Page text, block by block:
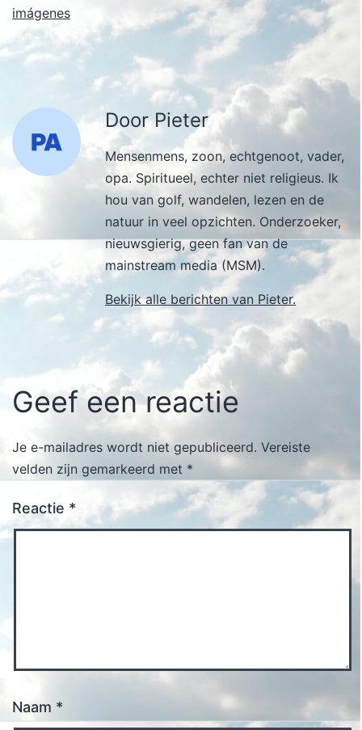
imágenes
Door Pieter
Mensenmens, zoon, echtgenoot, vader,
opa. Spiritueel, echter niet religieus. Ik
hou van golf, wandelen, lezen en de
natuur in veel opzichten. Onderzoeker,
nieuwsgierig, geen fan van de
mainstream media (MSM).
Bekijk alle berichten van Pieter.
Geef een reactie
Je e-mailadres wordt niet gepubliceerd. Vereiste
velden zijn gemarkeerd met *
Reactie *
Naam *